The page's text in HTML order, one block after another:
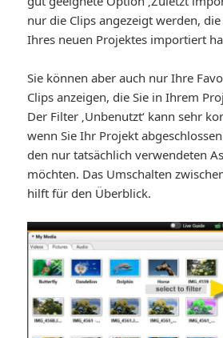
nur die Clips angezeigt werden,
Ihres neuen Projektes importiert
Sie können aber auch nur Ihre
Clips anzeigen, die Sie in Ihrem
Der Filter ‚Unbenutzt‘ kann sehr
wenn Sie Ihr Projekt
den nur tatsächlich verwendeten
möchten. Das Umschalten
hilft für den Überblick.